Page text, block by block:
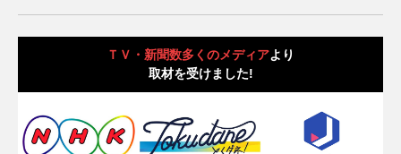
ＴＶ・新聞数多くのメディアより
取材を受けました!